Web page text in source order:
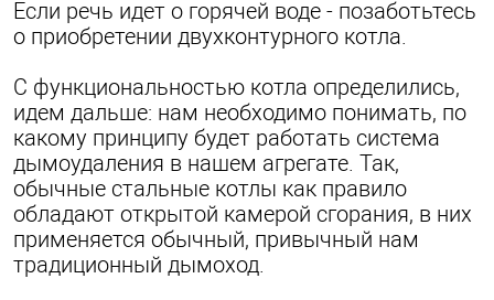
Если речь идет о горячей воде - позаботьтесь
о приобретении двухконтурного котла.
С функциональностью котла определились,
идем дальше: нам необходимо понимать, по
какому принципу будет работать система
дымоудаления в нашем агрегате. Так,
обычные стальные котлы как правило
обладают открытой камерой сгорания, в них
применяется обычный, привычный нам
традиционный дымоход.